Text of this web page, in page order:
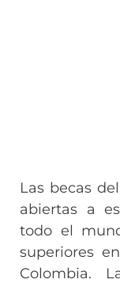
Las becas
abiertas a
todo el
superiores
Colombia.